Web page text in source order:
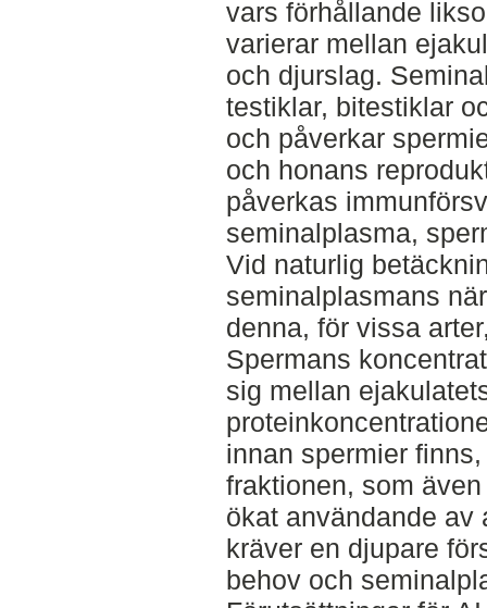
vars förhållande
varierar mellan
och djurslag.
testiklar, bitestiklar
och påverkar
och honans
påverkas
seminalplasma,
Vid naturlig
seminalplasmans
denna, för vissa
Spermans
sig mellan
innan spermier
fraktionen, som
ökat användande av
kräver en djupare
behov och